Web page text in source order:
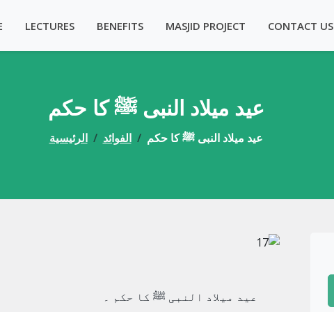
LECTURES BENEFITS MASJID PROJECT CONTACT US
عید میلاد النبی ﷺ کا حکم
الرئيسية الفوائد عید میلاد النبی ﷺ کا حکم
عید میلاد النبی ﷺ کا حکم ۔